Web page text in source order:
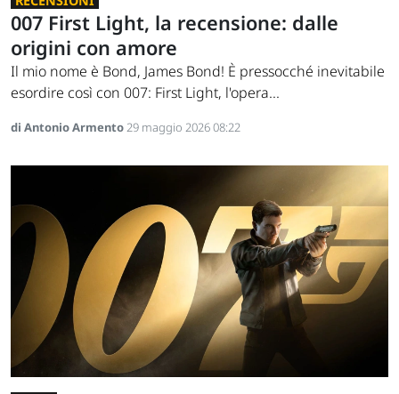
007 First Light, la recensione: dalle
origini con amore
Il mio nome è Bond, James Bond! È pressocché inevitabile
esordire così con 007: First Light, l'opera...
di Antonio Armento29 maggio 2026 08:22